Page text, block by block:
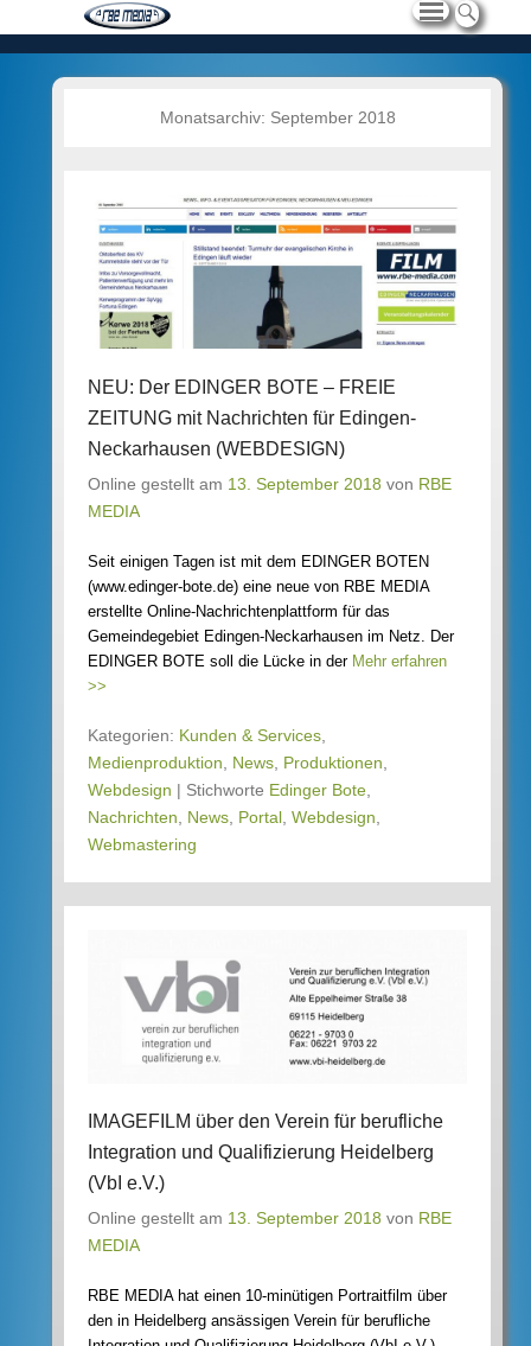
Monatsarchiv: September 2018
NEU: Der EDINGER BOTE – FREIE
ZEITUNG mit Nachrichten für Edingen-
Neckarhausen (WEBDESIGN)
Online gestellt am 13. September 2018 von RBE
MEDIA
Seit einigen Tagen ist mit dem EDINGER BOTEN
(www.edinger-bote.de) eine neue von RBE MEDIA
erstellte Online-Nachrichtenplattform für das
Gemeindegebiet Edingen-Neckarhausen im Netz. Der
EDINGER BOTE soll die Lücke in der Mehr erfahren
>>
Kategorien: Kunden & Services
Medienproduktion
News Produktionen
Webdesign | Stichworte Edinger Bote
Nachrichten
News Portal Webdesign
Webmastering
IMAGEFILM über den Verein für berufliche
Integration und Qualifizierung Heidelberg
(VbI e.V.)
Online gestellt am 13. September 2018 von RBE
MEDIA
RBE MEDIA hat einen 10-minütigen Portraitfilm über
den in Heidelberg ansässigen Verein für berufliche